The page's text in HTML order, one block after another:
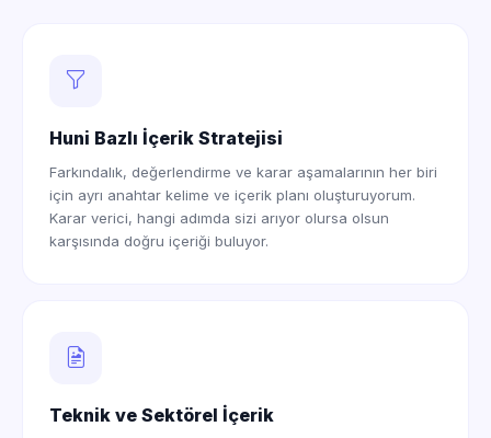
Huni Bazlı İçerik Stratejisi
Farkındalık, değerlendirme ve karar aşamalarının her biri
için ayrı anahtar kelime ve içerik planı oluşturuyorum.
Karar verici, hangi adımda sizi arıyor olursa olsun
karşısında doğru içeriği buluyor.
Teknik ve Sektörel İçerik